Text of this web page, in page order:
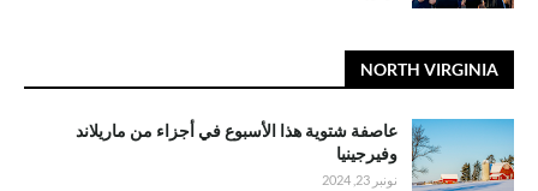
NORTH VIRGINIA
عاصفة شتوية هذا الأسبوع في أجزاء من ماريلاند
وفيرجينيا
نونبر 23, 2024